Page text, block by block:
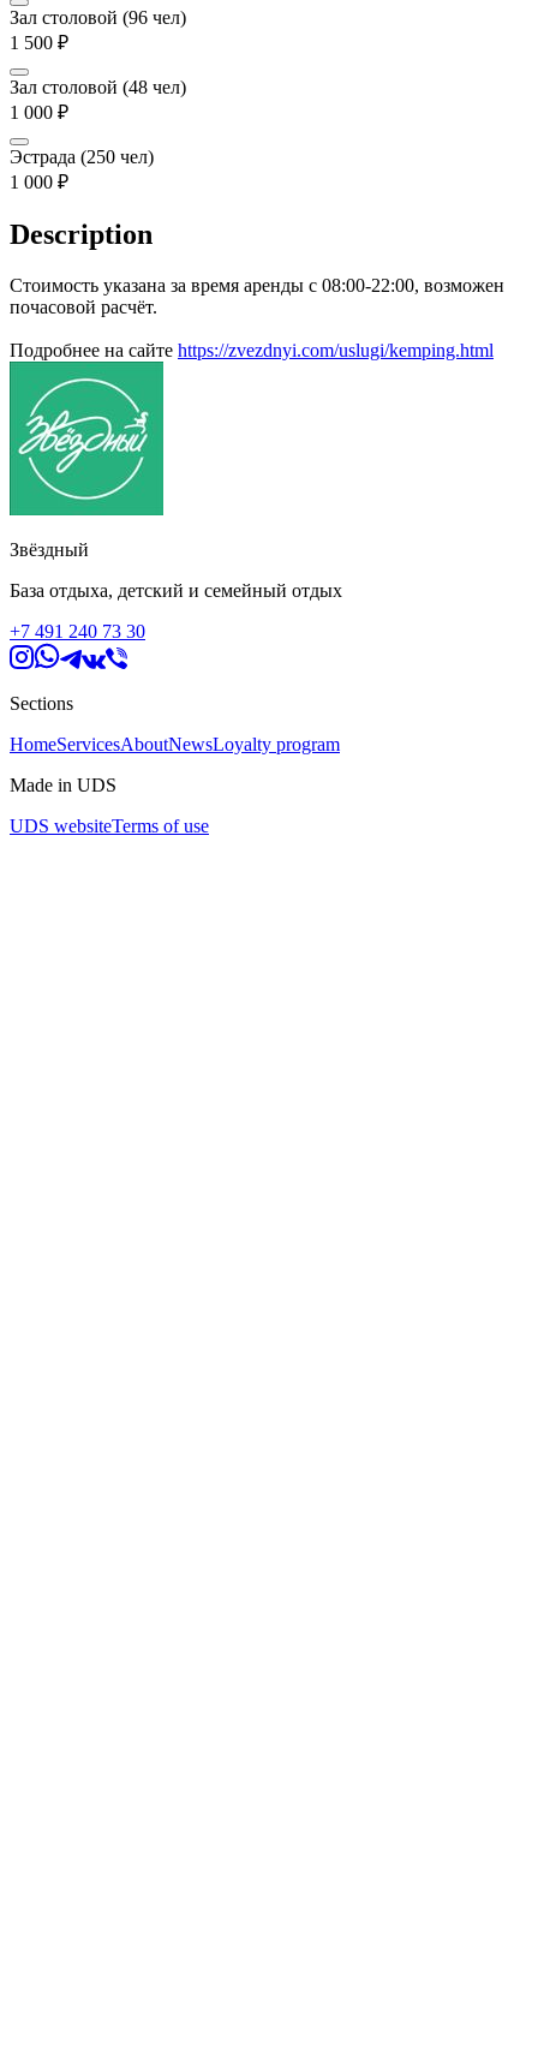
Зал столовой (96 чел)
1 500 ₽
Зал столовой (48 чел)
1 000 ₽
Эстрада (250 чел)
1 000 ₽
Description
Стоимость указана за время аренды с 08:00-22:00, возможен
почасовой расчёт.
Подробнее на сайте https://zvezdnyi.com/uslugi/kemping.html
Звёздный
База отдыха, детский и семейный отдых
+7 491 240 73 30
Sections
HomeServicesAboutNewsLoyalty program
Made in UDS
UDS websiteTerms of use